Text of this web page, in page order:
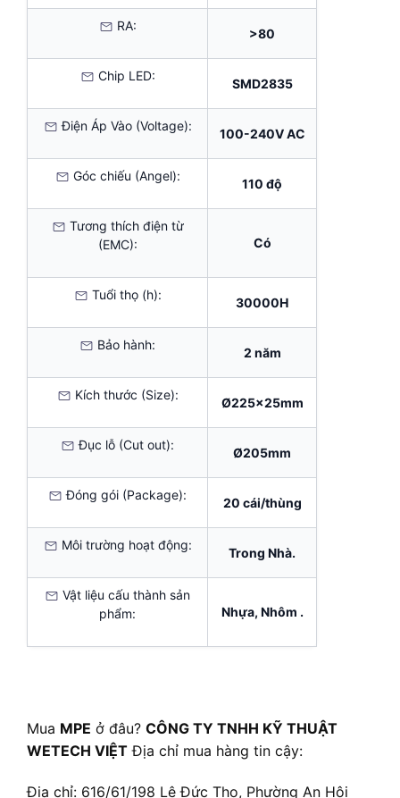
RA:
>80
Chip LED:
SMD2835
Điện Áp Vào (Voltage):
100-240V AC
Góc chiếu (Angel):
110 độ
Tương thích điện từ
(EMC):
Có
Tuổi thọ (h):
30000H
Bảo hành:
2 năm
Kích thước (Size):
Ø225x25mm
Đục lỗ (Cut out):
Ø205mm
Đóng gói (Package):
20 cái/thùng
Môi trường hoạt động:
Trong Nhà.
Vật liệu cấu thành sản
phẩm:
Nhựa, Nhôm .
Mua MPE ở đâu? CÔNG TY TNHH KỸ THUẬT
WETECH VIỆT Địa chỉ mua hàng tin cậy:
Địa chỉ: 616/61/198 Lê Đức Thọ, Phường An Hội